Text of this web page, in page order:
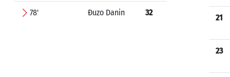
78' Đuzo Danin 32
21
23